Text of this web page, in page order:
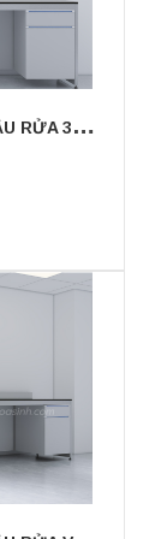
B
ÀN THÍ NGHIỆM ÁP TƯỜNG CÓ CHẬU RỬA 3600X750X800MM